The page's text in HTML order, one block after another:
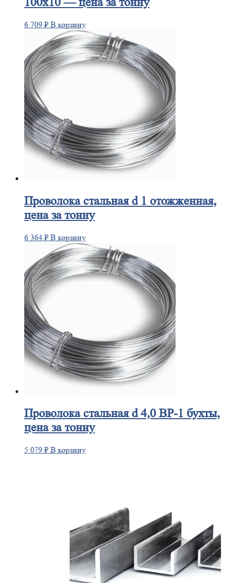
6 709 ₽ В корзину
Проволокастальная d 1 отожженная,
цена за тонну
6 364 ₽ В корзину
Проволокастальная d 4,0 ВР-1 бухты,
цена за тонну
5 079 ₽ В корзину